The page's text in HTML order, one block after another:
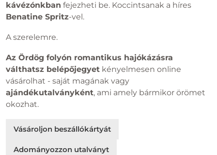
kávézónkban fejezheti be. Koccintsanak a híres
Benatine Spritz-vel.
A szerelemre.
Az Ördög folyón romantikus hajókázásra
válthatsz belépőjegyet kényelmesen online
vásárolhat - saját magának vagy
ajándékutalványként, ami amely bármikor örömet
okozhat.
Vásároljon beszállókártyát
Adományozzon utalványt